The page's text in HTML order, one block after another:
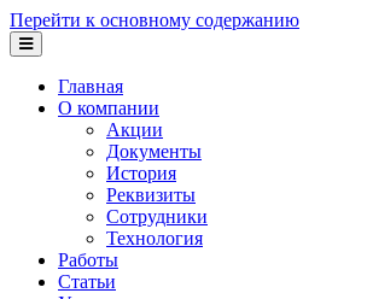
Перейти к основному содержанию
Главная
О компании
Акции
Документы
История
Реквизиты
Сотрудники
Технология
Работы
Статьи